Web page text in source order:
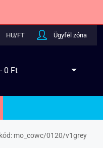
HU/FT Ügyfél zóna
- 0 Ft
mo_cowc/0120/v1grey